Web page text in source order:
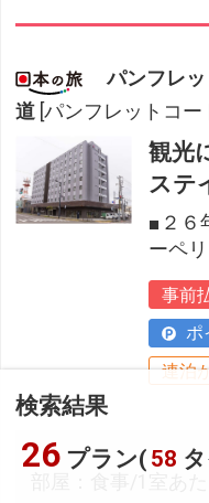
検索結果
26 プラン( 58
パンフレ
道 [パンフレットコー
観光
ステ
■２６
ーペ
事前
ポ
連泊